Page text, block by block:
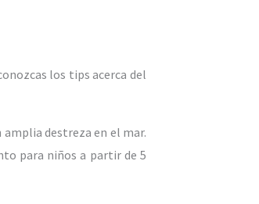
los tips acerca del
destreza en el mar.
para niños a partir de 5